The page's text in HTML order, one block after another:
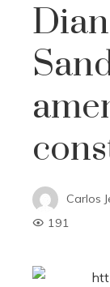
Carlos
191